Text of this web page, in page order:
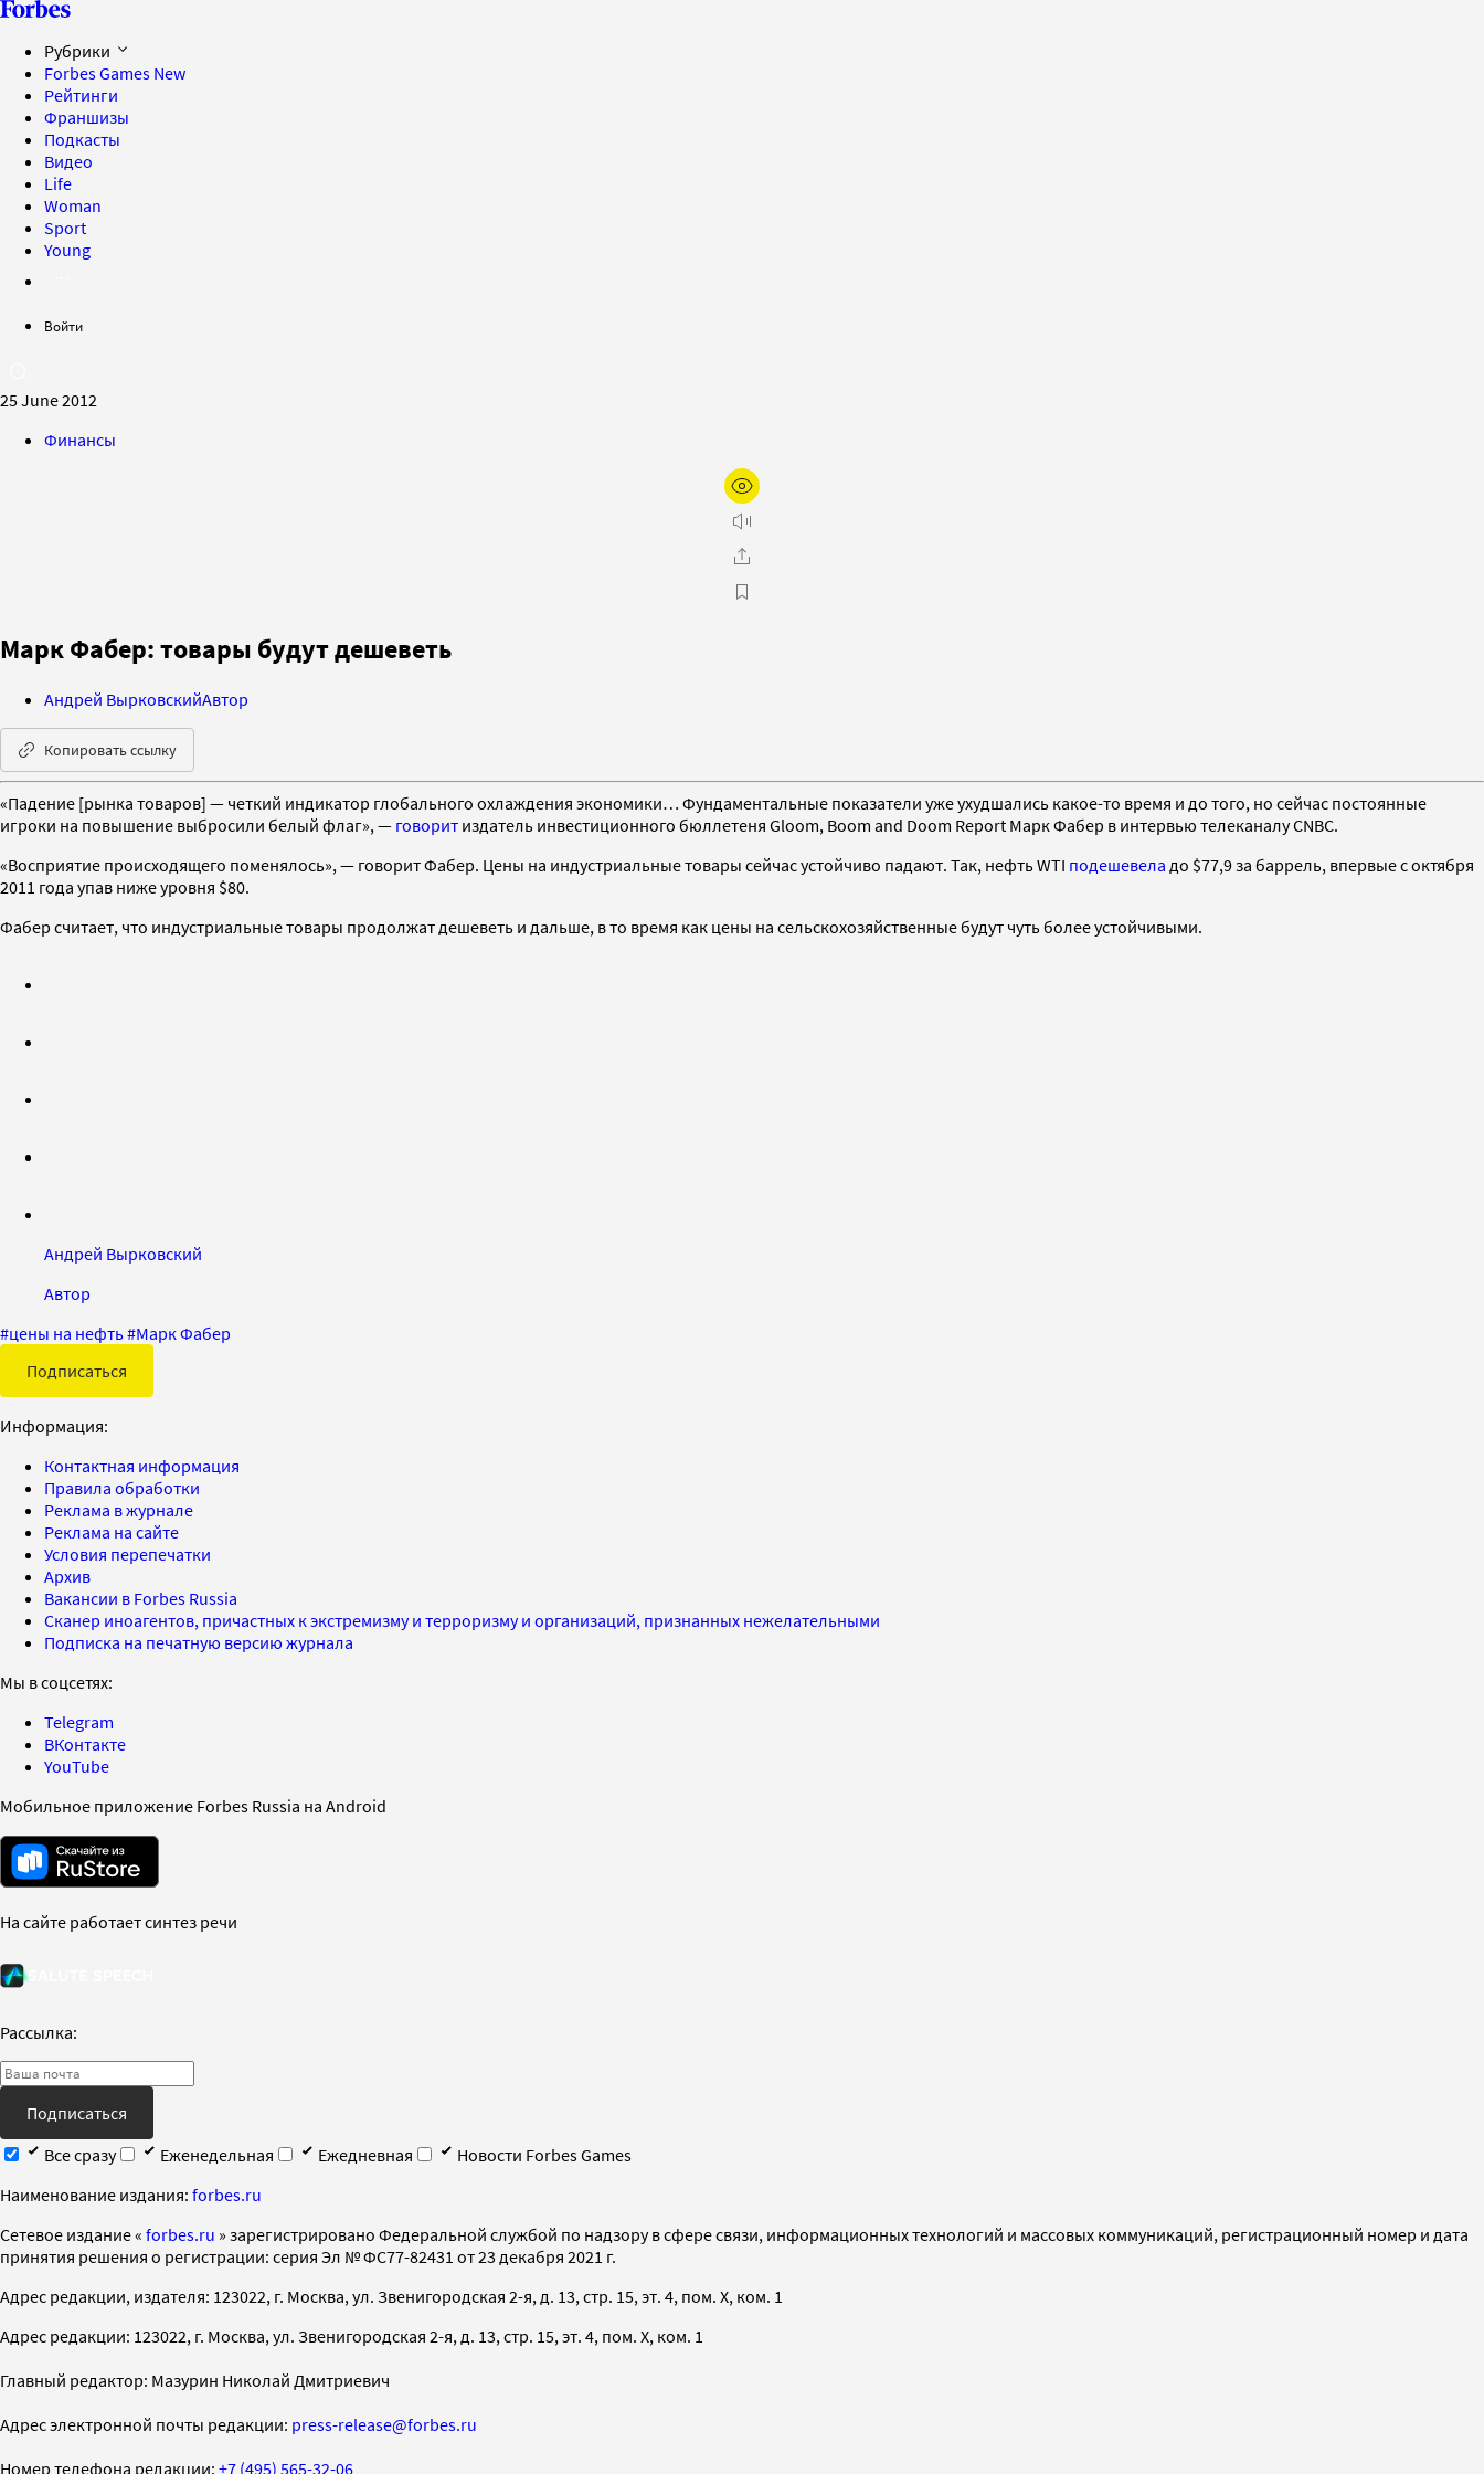
Рубрики
Forbes Games New
Рейтинги
Франшизы
Подкасты
Видео
Life
Woman
Sport
Young
Войти
25 June 2012
Финансы
Марк Фабер: товары будут дешеветь
Андрей ВырковскийАвтор
Копировать ссылку
«Падение [рынка товаров] — четкий индикатор глобального охлаждения экономики… Фундаментальные показатели уже ухудшались какое-то время и до того, но сейчас постоянные
игроки на повышение выбросили белый флаг», — говорит издатель инвестиционного бюллетеня Gloom, Boom and Doom Report Марк Фабер в интервью телеканалу CNBC.
«Восприятие происходящего поменялось», — говорит Фабер. Цены на индустриальные товары сейчас устойчиво падают. Так, нефть WTI подешевела до $77,9 за баррель, впервые с октября
2011 года упав ниже уровня $80.
Фабер считает, что индустриальные товары продолжат дешеветь и дальше, в то время как цены на сельскохозяйственные будут чуть более устойчивыми.
Андрей Вырковский
Автор
#цены на нефть#Марк Фабер
Подписаться
Информация:
Контактная информация
Правила обработки
Реклама в журнале
Реклама на сайте
Условия перепечатки
Архив
Вакансии в Forbes Russia
Сканер иноагентов, причастных к экстремизму и терроризму и организаций, признанных нежелательными
Подписка на печатную версию журнала
Мы в соцсетях:
Telegram
ВКонтакте
YouTube
Мобильное приложение Forbes Russia на Android
На сайте работает синтез речи
Рассылка:
Подписаться
Все сразу
Еженедельная Ежедневная
Новости Forbes Games
Наименование издания: forbes.ru
Cетевое издание « forbes.ru » зарегистрировано Федеральной службой по надзору в сфере связи, информационных технологий и массовых коммуникаций, регистрационный номер и дата
принятия решения о регистрации: серия Эл № ФС77-82431 от 23 декабря 2021 г.
Адрес редакции, издателя: 123022, г. Москва, ул. Звенигородская 2-я, д. 13, стр. 15, эт. 4, пом. X, ком. 1
Адрес редакции: 123022, г. Москва, ул. Звенигородская 2-я, д. 13, стр. 15, эт. 4, пом. X, ком. 1
Главный редактор: Мазурин Николай Дмитриевич
Адрес электронной почты редакции: press-release@forbes.ru
Номер телефона редакции: +7 (495) 565-32-06